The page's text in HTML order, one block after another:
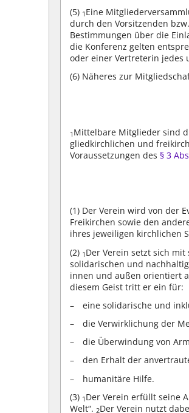
(5) 1 Eine
durch den Vorsitzenden
Bestimmungen über die
die Konferenz gelten
oder einer Vertreterin jedes
(6) Näheres zur
1 Mittelbare Mitglieder sind
gliedkirchlichen und
Voraussetzungen des § 3
(1) Der Verein wird von der
Freikirchen sowie den
ihres jeweiligen kirchlichen
(2) 1 Der Verein setzt sich
solidarischen und
innen und außen orientiert
diesem Geist tritt er ein für:
eine solidarische und
die Verwirklichung der
die Überwindung von
den Erhalt der
humanitäre Hilfe.
(3) 1 Der Verein erfüllt seine
Welt“. 2Der Verein nutzt